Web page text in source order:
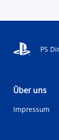
PS
Über uns
Impressum